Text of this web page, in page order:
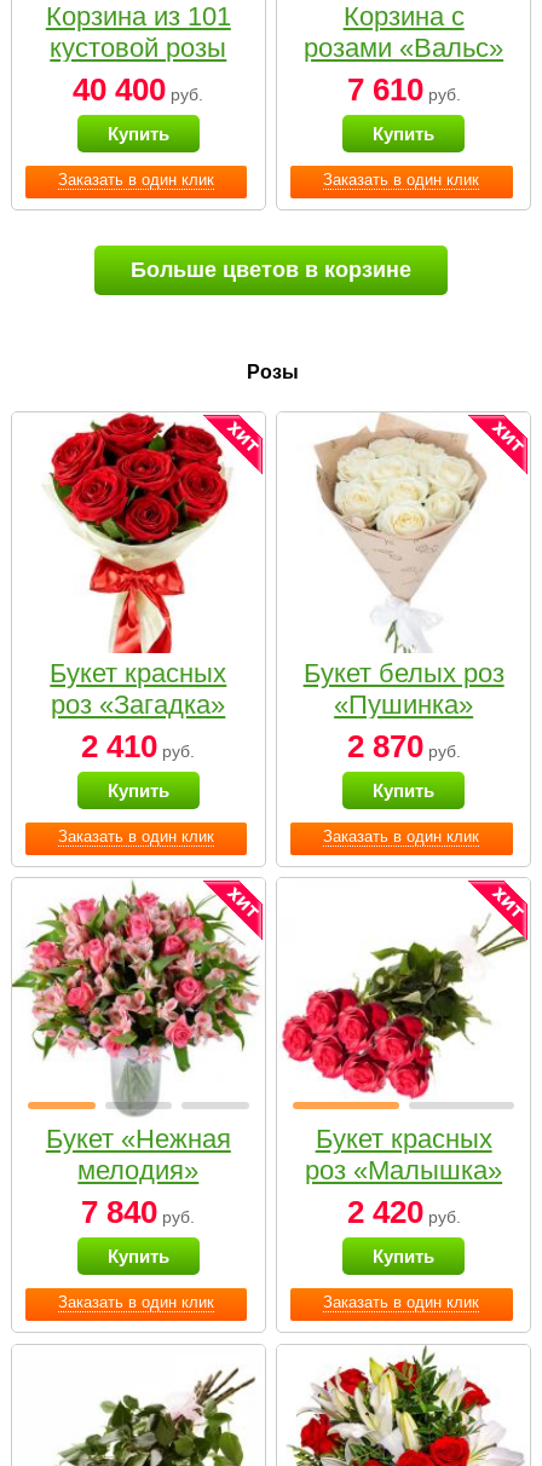
Заказать в один клик
Корзина из 101
кустовой розы
нежных тонов
40 400 руб.
Купить
Заказать в один клик
Корзина с
розами «Вальс»
7 610руб.
Купить
Больше цветов в корзине
Розы
Заказать в один клик
Букет красных
роз «Загадка»
2 410 руб.
Купить
Заказать в один клик
Букет белых роз
«Пушинка»
2 870руб.
Купить
Заказать в один клик
Букет «Нежная
мелодия»
7 840 руб.
Купить
Заказать в один клик
Букет красных
роз «Малышка»
2 420руб.
Купить